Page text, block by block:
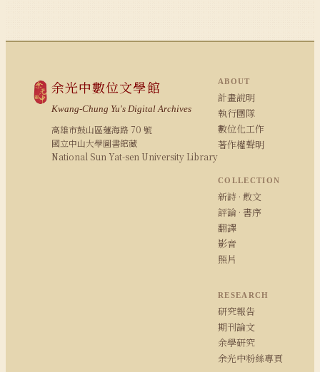
余光中數位文學館
Kwang-Chung Yu's Digital Archives
高雄市鼓山區蓮海路 70 號
國立中山大學圖書館藏
National Sun Yat-sen University Library
ABOUT
計畫說明
執行團隊
數位化工作
著作權聲明
COLLECTION
新詩 · 散文
評論 · 書序
翻譯
影音
照片
RESEARCH
研究報告
期刊論文
余學研究
余光中粉絲專頁